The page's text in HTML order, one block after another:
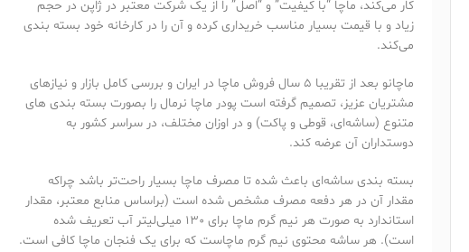
کار می‌کند، ماچا “با کیفیت” و “اصل” را از یک شرکت معتبر در ژاپن در حجم
زیاد و با قیمت بسیار مناسب خریداری کرده و آن را در کارخانه خود بسته بندی‌
می‌کند.
ماچانو بعد از تقریبا 5 سال فروش ماچا در ایران و بررسی کامل بازار و نیازهای
مشتریان عزیز، تصمیم گرفته است پودر ماچا نرمال را بصورت بسته بندی های
متنوع (ساشه‌ای، قوطی و پاکت) و در اوزان مختلف، در سراسر کشور به
دوستداران آن عرضه کند.
بسته بندی ساشه‌ای باعث شده تا مصرف ماچا بسیار راحت‌تر باشد چراکه
مقدار آن در هر دفعه مصرف مشخص شده است (براساس منابع معتبر، مقدار
استاندارد به صورت هر نیم گرم ماچا برای 130 میلی‌لیتر آب تعریف شده
است). هر ساشه محتوی نیم گرم ماچاست که برای یک فنجان ماچا کافی است.